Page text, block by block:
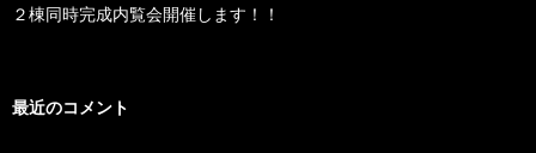
２棟同時完成内覧会開催します！！
最近のコメント